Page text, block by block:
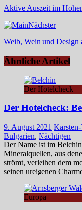
Aktive Auszeit im
Nächster
Weib, Wein und Design
Ähnliche Artikel
Der Hotelcheck
Der Hotelcheck:
9. August 2021
Bulgarien, Nächtigen
Der Name ist im
Mineralquellen, aus
strömt, verleihen dem
seinen ureigenen
Europa